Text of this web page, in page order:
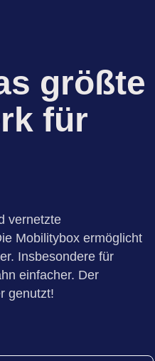
größte
für
vernetzte
Mobilitybox ermöglicht
Insbesondere für
einfacher. Der
genutzt!